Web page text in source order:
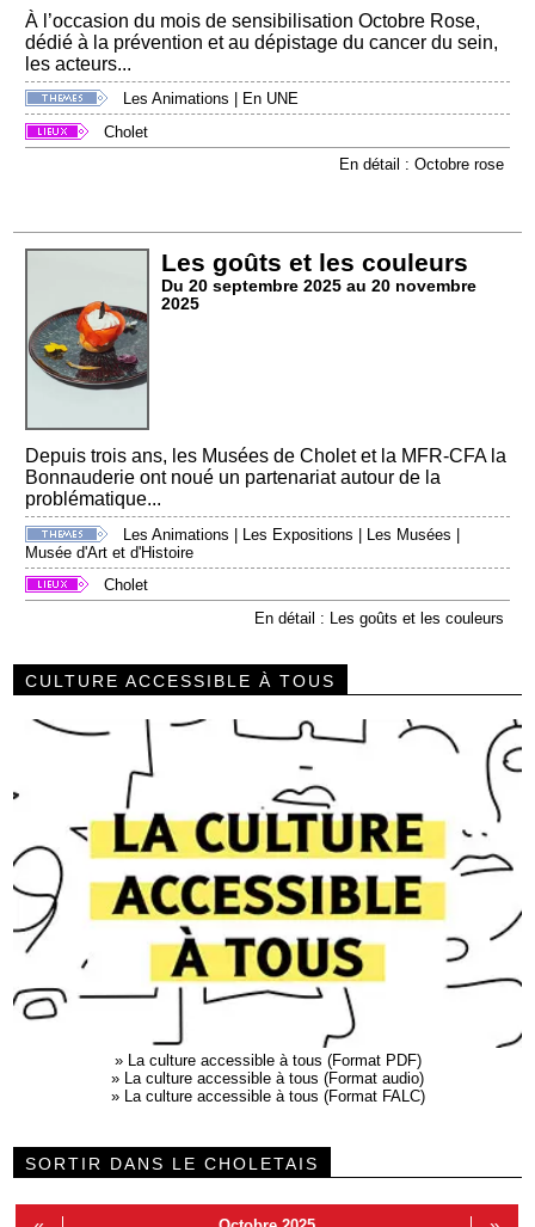
À l’occasion du mois de sensibilisation Octobre Rose,
dédié à la prévention et au dépistage du cancer du sein,
les acteurs...
Les Animations
En UNE
Cholet
En détail : Octobre rose
Les goûts et les couleurs
Du 20 septembre 2025 au 20 novembre
2025
Depuis trois ans, les Musées de Cholet et la MFR-CFA la
Bonnauderie ont noué un partenariat autour de la
problématique...
Les Animations Les Expositions Les Musées
Musée d'Art et d'Histoire
Cholet
En détail : Les goûts et les couleurs
CULTURE ACCESSIBLE À TOUS
» La culture accessible à tous (Format PDF)
» La culture accessible à tous (Format audio)
» La culture accessible à tous (Format FALC)
SORTIR DANS LE CHOLETAIS